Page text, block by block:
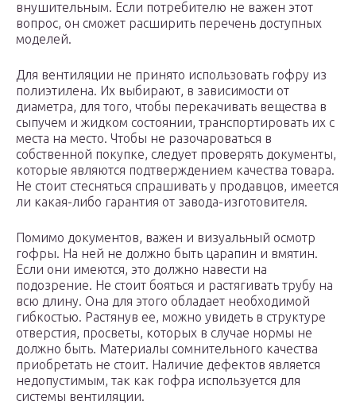
внушительным. Если потребителю не важен этот
вопрос, он сможет расширить перечень доступных
моделей.
Для вентиляции не принято использовать гофру из
полиэтилена. Их выбирают, в зависимости от
диаметра, для того, чтобы перекачивать вещества в
сыпучем и жидком состоянии, транспортировать их с
места на место. Чтобы не разочароваться в
собственной покупке, следует проверять документы,
которые являются подтверждением качества товара.
Не стоит стесняться спрашивать у продавцов, имеется
ли какая-либо гарантия от завода-изготовителя.
Помимо документов, важен и визуальный осмотр
гофры. На ней не должно быть царапин и вмятин.
Если они имеются, это должно навести на
подозрение. Не стоит бояться и растягивать трубу на
всю длину. Она для этого обладает необходимой
гибкостью. Растянув ее, можно увидеть в структуре
отверстия, просветы, которых в случае нормы не
должно быть. Материалы сомнительного качества
приобретать не стоит. Наличие дефектов является
недопустимым, так как гофра используется для
системы вентиляции.